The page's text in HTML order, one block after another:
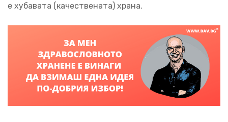
е хубавата (качествената) храна.